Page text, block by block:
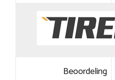
Beoordeling